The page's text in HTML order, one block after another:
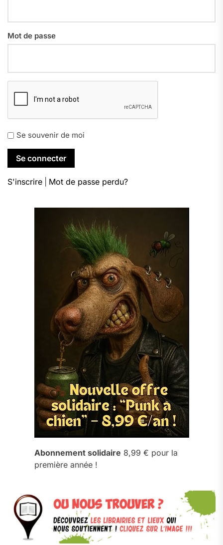
Mot de passe
Se souvenir de moi
S'inscrire Mot de passe perdu?
Abonnement solidaire 8,99 € pour la
première année !